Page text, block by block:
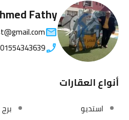
Fathy
01554343639
أنواع العقارات
استديو
برج